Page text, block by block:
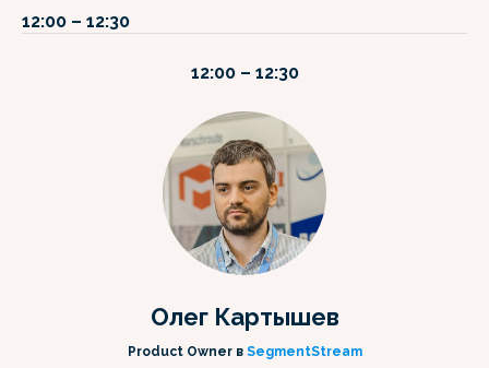
12:00 – 12:30
12:00 – 12:30
Олег Картышев
Product Owner в SegmentStream